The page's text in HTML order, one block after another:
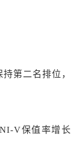
第二名排位，
V保值率增长